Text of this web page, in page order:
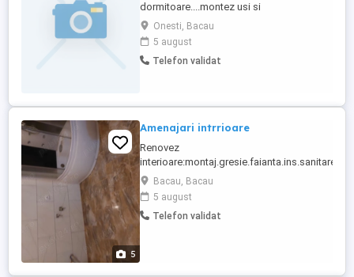
dormitoare....montez usi si
feronerie....finisaje interioare și
parket....etc
Onesti, Bacau
5 august
Telefon validat
5
Amenajari intrrioare
Renovez
contact.
Bacau, Bacau
5 august
Telefon validat